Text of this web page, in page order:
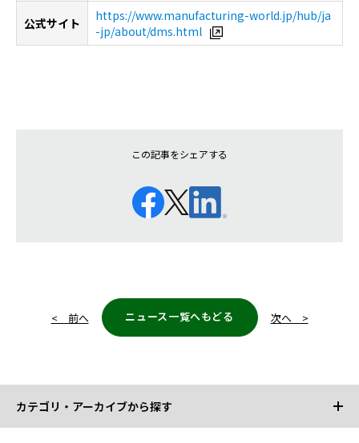
カテゴリ・アーカイブから探す
公式サイト
https://www.manufacturing-world.jp/hub/ja
-jp/about/dms.html
この記事をシェアする
< 前へ ニュース一覧へもどる 次へ >